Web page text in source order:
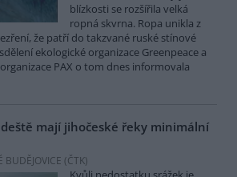
blízkosti se rozšířila velká
ropná skvrna. Ropa unikla z
že patří do takzvané ruské stínové
ekologické organizace Greenpeace a
PAX o tom dnes informovala
mají jihočeské řeky minimální
(ČTK)